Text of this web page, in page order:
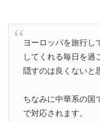
ヨーロッパを旅行し
してくれる毎日を過
隠すのは良くないと
ちなみに中華系の国
で対応されます。